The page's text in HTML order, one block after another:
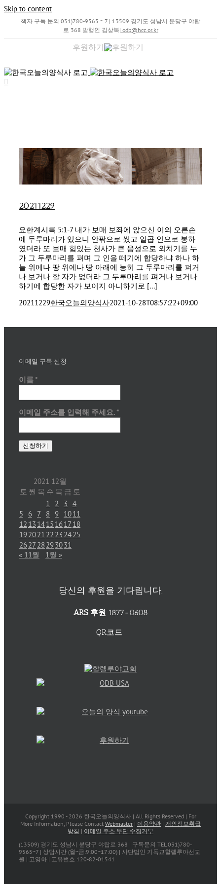
Skip to content
책자 구독 문의 031)780-9565 ~ 7 | 13509 경기도 성남시 분당구 야탑
로 368 발행인 김상복| odb@hcc.or.kr
후원하기
20211229
요한계시록 5:1-7 내가 보매 보좌에 앉으신 이의 오른손
에 두루마리가 있으니 안팎으로 썼고 일곱 인으로 봉하
였더라 또 보매 힘있는 천사가 큰 음성으로 외치기를 누
가 그 두루마리를 펴며 그 인을 떼기에 합당하냐 하나 하
늘 위에나 땅 위에나 땅 아래에 능히 그 두루마리를 펴거
나 보거나 할 자가 없더라 그 두루마리를 펴거나 보거나
하기에 합당한 자가 보이지 아니하기로 [...]
20211229한국오늘의양식사2021-10-28T08:57:22+09:00
이메일 구독 신청
이름 *
이메일 주소를 입력해 주세요. *
2021 12월
토 월 목 수 목 금 토
1 2 3 4
5
6 7 8 9 1011
12 13 1415 1617 18
192021 22 23 2425
2627 28 293031
« 11월
1월 »
당신의 후원을 기다립니다.
ARS 후원 1877-0608
QR코드
Copyright 1990 - 2026 한국오늘의양식사 | All Rights Reserved | For
More Information, Please Contact Webmaster | 이용약관 | 개인정보취급
방침 | 이메일 주소 무단 수집거부
(13509) 경기도 성남시 분당구 야탑로 368 | 구독문의 TEL 031)780-
9565~7 | 상담시간 (월~금:9:00~17:00) | 사단법인 기독교할렐루야선교
원 | 고영하 | 고유번호 120-82-01541